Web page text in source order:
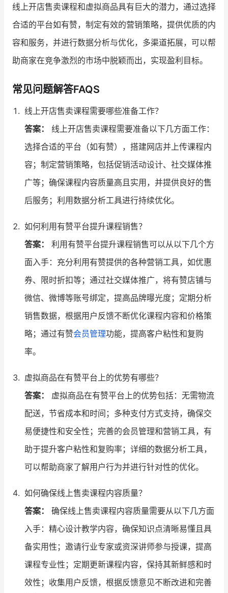
线上开店售卖课程和虚拟商品具有巨大的潜力，通过选择
合适的平台如有赞，制定有效的营销策略，提供优质的内
容和服务，并进行数据分析与优化，多渠道拓展，可以帮
助商家在竞争激烈的市场中脱颖而出，实现盈利目标。
常见问题解答FAQS
线上开店售卖课程需要哪些准备工作？
答案：
线上开店售卖课程需要准备以下几方面工作：
选择合适的平台（如有赞），搭建网店并上传课程内
容；制定营销策略，包括促销活动设计、社交媒体推
广等；确保课程内容质量高且实用，并提供良好的售
后服务；利用数据分析工具进行持续优化。
如何利用有赞平台提升课程销售？
答案：
利用有赞平台提升课程销售可以从以下几个方
面入手：充分利用有赞提供的各种营销工具，如优惠
券、限时折扣等；通过社交媒体推广，将有赞店铺与
微信、微博等账号绑定，提高品牌曝光度；定期分析
销售数据，根据用户反馈不断优化课程内容和价格策
略；通过有赞会员管理功能，提高客户粘性和复购
率。
虚拟商品在有赞平台上的优势有哪些？
答案：
虚拟商品在有赞平台上的优势包括：无需物流
配送，节省成本和时间；多种支付方式支持，确保交
易便捷性和安全性；完善的会员管理和营销工具，有
助于提升客户粘性和复购率；详细的数据分析工具，
可以帮助商家了解用户行为并进行针对性的优化。
如何确保线上售卖课程内容质量？
答案：
确保线上售卖课程内容质量需要从以下几方面
入手：精心设计教学内容，确保知识点清晰易懂且具
备实用性；邀请行业专家或资深讲师参与授课，提高
课程专业性；定期更新课程内容，保持其新鲜感和时
效性；收集用户反馈，根据反馈意见不断改进和完善